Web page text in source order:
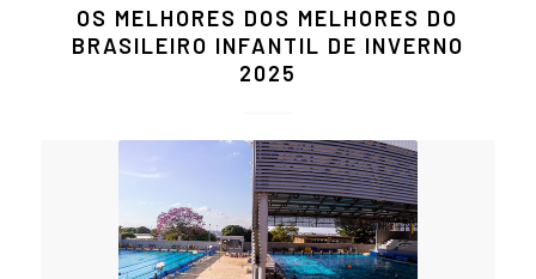
OS MELHORES DOS MELHORES DO
BRASILEIRO INFANTIL DE INVERNO
2025